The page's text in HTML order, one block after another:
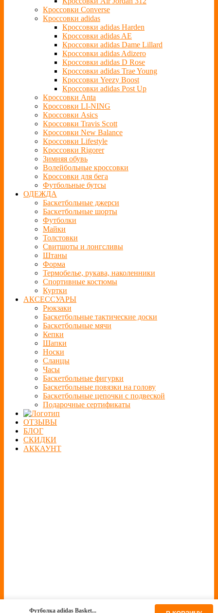
Кроссовки Converse
Кроссовки adidas
Кроссовки adidas Harden
Кроссовки adidas AE
Кроссовки adidas Dame Lillard
Кроссовки adidas Adizero
Кроссовки adidas D Rose
Кроссовки adidas Trae Young
Кроссовки Yeezy Boost
Кроссовки adidas Post Up
Кроссовки Anta
Кроссовки LI-NING
Кроссовки Asics
Кроссовки Travis Scott
Кроссовки New Balance
Кроссовки Lifestyle
Кроссовки Rigorer
Зимняя обувь
Волейбольные кроссовки
Кроссовки для бега
Футбольные бутсы
ОДЕЖДА
Баскетбольные джерси
Баскетбольные шорты
Футболки
Майки
Толстовки
Свитшоты и лонгсливы
Штаны
Форма
Термобелье, рукава, наколенники
Спортивные костюмы
Куртки
АКСЕССУАРЫ
Рюкзаки
Баскетбольные тактические доски
Баскетбольные мячи
Кепки
Шапки
Носки
Сланцы
Часы
Баскетбольные фигурки
Баскетбольные повязки на голову
Баскетбольные цепочки с подвеской
Подарочные сертификаты
ОТЗЫВЫ
БЛОГ
СКИДКИ
АККАУНТ
Футболка adidas Basket...